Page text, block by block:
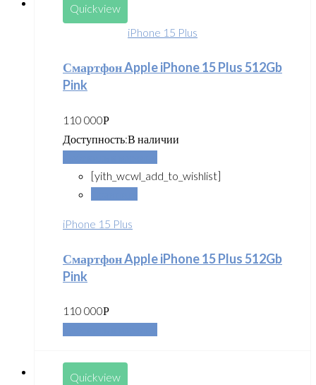
Quickview
iPhone 15 Plus
Смартфон Apple iPhone 15 Plus 512Gb
Pink
110 000Р
Доступность:В наличии
[yith_wcwl_add_to_wishlist]
iPhone 15 Plus
Смартфон Apple iPhone 15 Plus 512Gb
Pink
110 000Р
Quickview